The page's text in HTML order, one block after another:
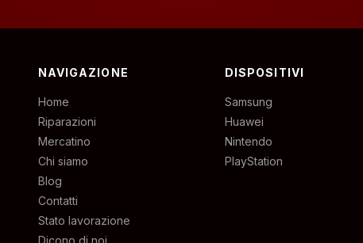
NAVIGAZIONE
Home
Riparazioni
Mercatino
Chi siamo
Blog
Contatti
Stato lavorazione
Dicono di noi
DISPOSITIVI
Samsung
Huawei
Nintendo
PlayStation